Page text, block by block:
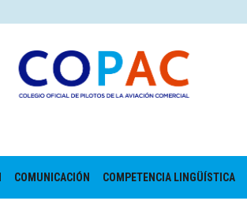
COMUNICACIÓN COMPETENCIA LINGÜÍSTICA